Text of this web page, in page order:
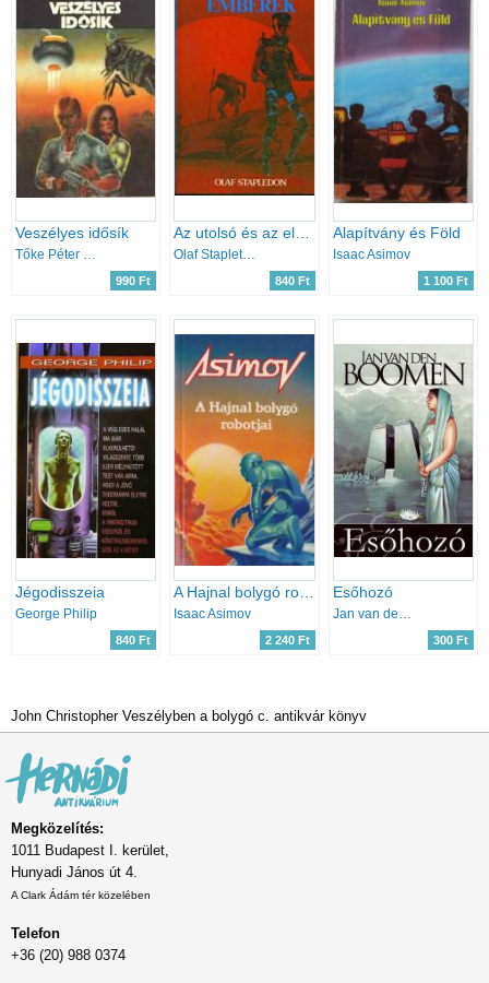
Veszélyes idősík
990 Ft
Olaf Stapleton
840 Ft
Alapítvány és Föld
Isaac Asimov
1 100 Ft
Jégodisszeia
George Philip
840 Ft
A Hajnal bolygó robotjai
Isaac Asimov
2 240 Ft
Esőhozó
Jan van den Boomen
300 Ft
John Christopher Veszélyben a bolygó c. antikvár könyv
Megközelítés:
1011 Budapest I. kerület,
Hunyadi János út 4.
A Clark Ádám tér közelében
Telefon
+36 (20) 988 0374